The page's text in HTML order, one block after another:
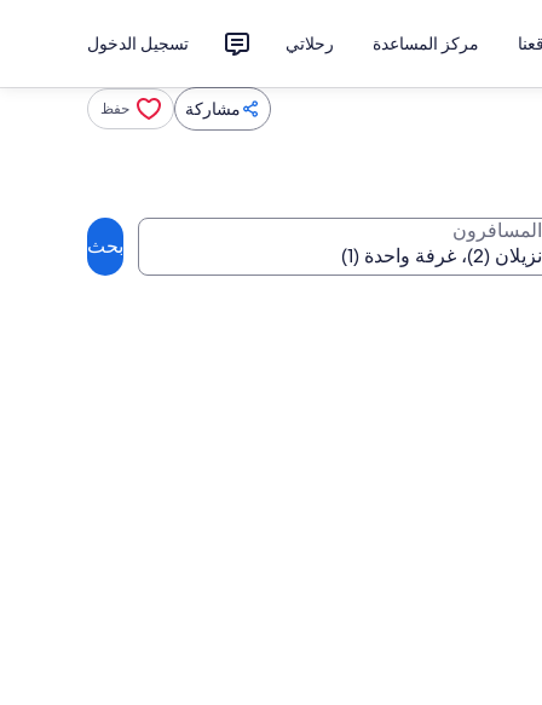
مركز المساعدة رحلاتي تسجيل الدخول
مشاركة حفظ
المسافرون
بحث